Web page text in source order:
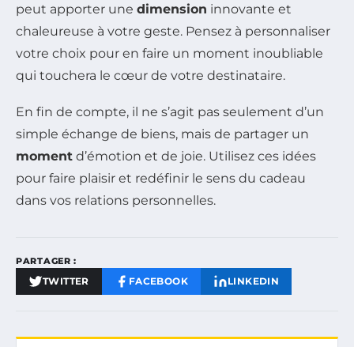
peut apporter une dimension innovante et
chaleureuse à votre geste. Pensez à personnaliser
votre choix pour en faire un moment inoubliable
qui touchera le cœur de votre destinataire.
En fin de compte, il ne s’agit pas seulement d’un
simple échange de biens, mais de partager un
moment d’émotion et de joie. Utilisez ces idées
pour faire plaisir et redéfinir le sens du cadeau
dans vos relations personnelles.
PARTAGER :
TWITTER FACEBOOK LINKEDIN